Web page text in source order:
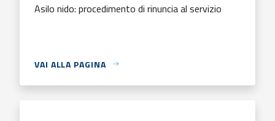
Asilo nido: procedimento di rinuncia al servizio
VAI ALLA PAGINA